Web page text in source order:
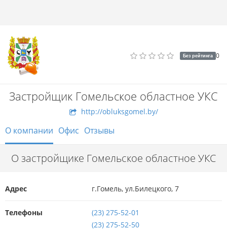
Без рейтинга 0
Застройщик Гомельское областное УКС
http://obluksgomel.by/
О компании Офис Отзывы
О застройщике Гомельское областное УКС
Адрес г.Гомель, ул.Билецкого, 7
Телефоны
(23) 275-52-01
(23) 275-52-50